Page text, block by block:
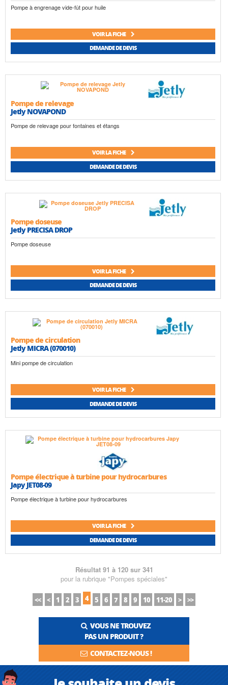
Pompe à engrenage vide-fût pour huile
VOIR LA FICHE
DEMANDE DE DEVIS
Pompe de relevage
Jetly NOVAPOND
Pompe de relevage pour fontaines et étangs
VOIR LA FICHE
DEMANDE DE DEVIS
Pompe doseuse
Jetly PRECISA DROP
Pompe doseuse
VOIR LA FICHE
DEMANDE DE DEVIS
Pompe de circulation
Jetly MICRA (070010)
Mini pompe de circulation
VOIR LA FICHE
DEMANDE DE DEVIS
Pompe électrique à turbine pour hydrocarbures
Japy JET08-09
Pompe électrique à turbine pour hydrocarbures
VOIR LA FICHE
DEMANDE DE DEVIS
Résultat 91 à 120 sur 341
pour la rubrique "Pompes spéciales"
<< < 1 2 3 4 5 6 7 8 9 10 11-20 > >>
VOUS NE TROUVEZ
PAS UN PRODUIT ?
CONTACTEZ-NOUS !